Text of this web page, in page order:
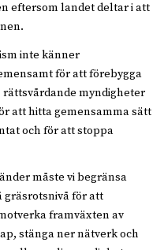
eftersom landet deltar i att
inte känner
för att förebygga
myndigheter
att hitta gemensamma sätt
och för att stoppa
måste vi begränsa
gräsrotsnivå för att
framväxten av
stänga ner nätverk och